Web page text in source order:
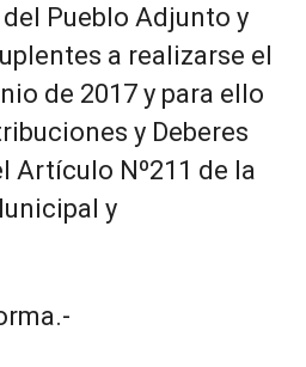
Pueblo Adjunto y
a realizarse el
de 2017 y para ello
y Deberes
Artículo Nº211 de la
y